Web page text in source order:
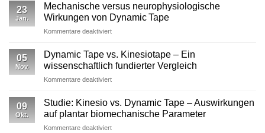
im
Profisport
–
reine
Stabilisation
ausreicht
23
Jan.
Mechanische versus neurophysiologische
Wirkungen von Dynamic Tape
Kommentare deaktiviertfür
versus
neurophysiologische
Wirkungen
von
05
Nov.
Dynamic Tape vs. Kinesiotape – Ein
wissenschaftlich fundierter Vergleich
Kommentare deaktiviertfür
Tape
Kinesiotape
–
09
Okt.
Studie: Kinesio vs. Dynamic Tape – Auswirkungen
auf plantar biomechanische Parameter
Kommentare deaktiviertfür